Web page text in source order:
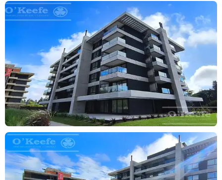
SUS DIFERENCIALES SON:
* Excelente ubicación dentro del barrio.
* Espacio guardacoches propio
* Cocheras de cortesía
* Ambientes amplios y luminosos.
* Terminaciones de calidad.
* Barrio consolidado
* Seguridad 24 hs.
* Amenities propios.
* Acceso a amenities de Greenville. :
ANTICIPO Y CUOTAS
FECHA DE ENTREGA ESTIMADA: MARZO 2027
Greenville Polo & Resort un nuevo estilo de vida donde confluyen
el paisaje natural, la comodidad y la arquitectura urbana. Es el